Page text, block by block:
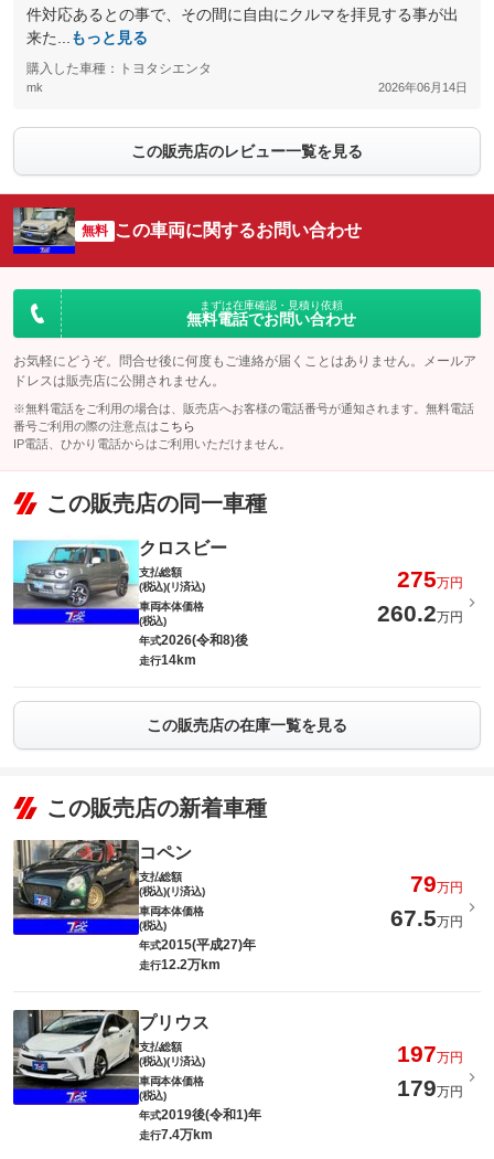
件対応あるとの事で、その間に自由にクルマを拝見する事が出
来た...
もっと見る
購入した車種：トヨタシエンタ
mk 2026年06月14日
この販売店のレビュー一覧を見る
無料 この車両に関するお問い合わせ
まずは在庫確認・見積り依頼
無料電話でお問い合わせ
お気軽にどうぞ。問合せ後に何度もご連絡が届くことはありません。メールア
ドレスは販売店に公開されません。
※無料電話をご利用の場合は、販売店へお客様の電話番号が通知されます。無料電話
番号ご利用の際の注意点は こちら
IP電話、ひかり電話からはご利用いただけません。
この販売店の同一車種
クロスビー
支払総額
(税込)(リ済込)
275万円
車両本体価格
(税込)
260.2万円
年式2026(令和8)後
走行14km
この販売店の在庫一覧を見る
この販売店の新着車種
コペン
支払総額
(税込)(リ済込)
79万円
車両本体価格
(税込)
67.5万円
年式2015(平成27)年
走行12.2万km
プリウス
支払総額
(税込)(リ済込)
197万円
車両本体価格
(税込)
179万円
年式2019後(令和1)年
走行7.4万km